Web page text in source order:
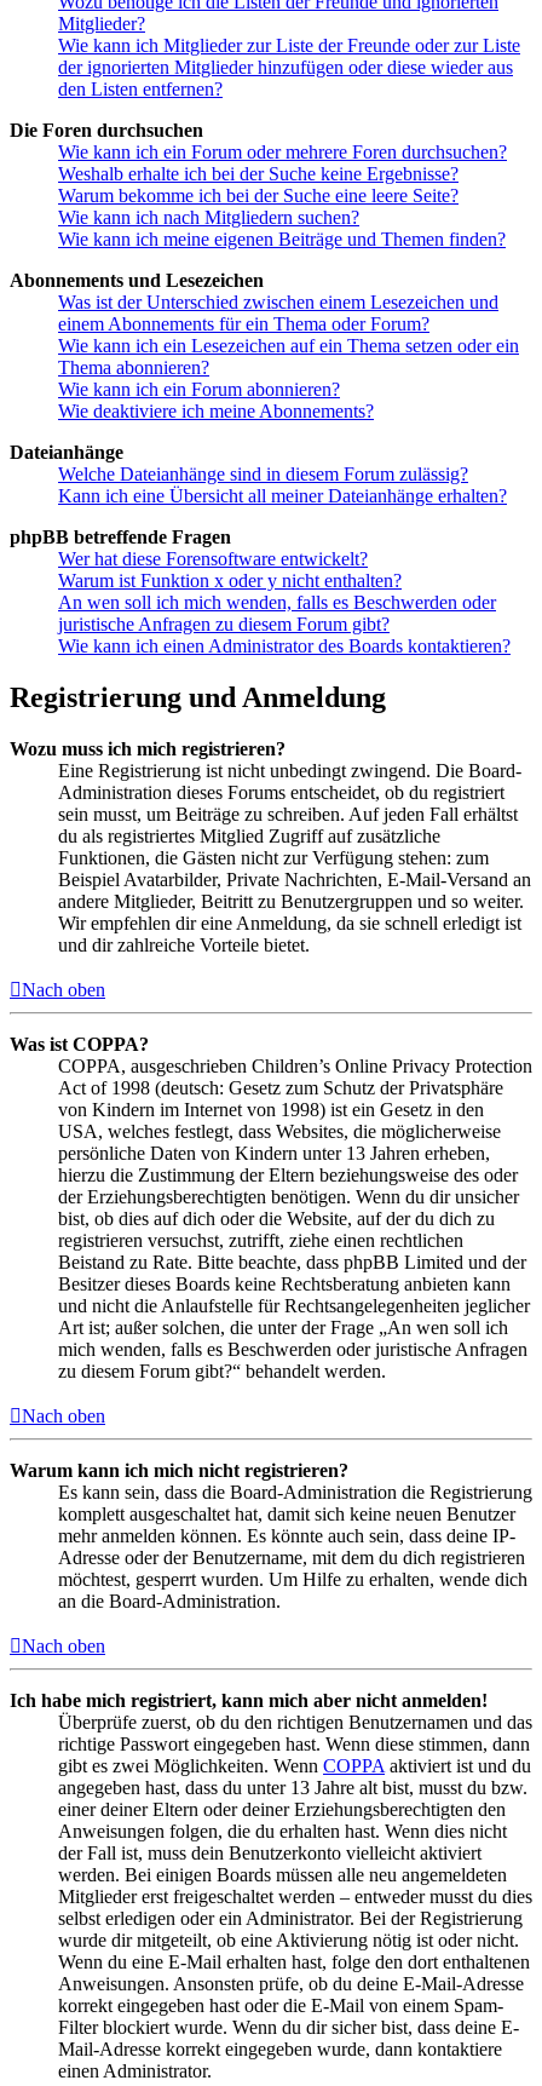
Mitglieder?
Wie kann ich Mitglieder zur Liste der Freunde oder zur Liste
der ignorierten Mitglieder hinzufügen oder diese wieder aus
den Listen entfernen?
Die Foren durchsuchen
Wie kann ich ein Forum oder mehrere Foren durchsuchen?
Weshalb erhalte ich bei der Suche keine Ergebnisse?
Warum bekomme ich bei der Suche eine leere Seite?
Wie kann ich nach Mitgliedern suchen?
Wie kann ich meine eigenen Beiträge und Themen finden?
Abonnements und Lesezeichen
Was ist der Unterschied zwischen einem Lesezeichen und
einem Abonnements für ein Thema oder Forum?
Wie kann ich ein Lesezeichen auf ein Thema setzen oder ein
Thema abonnieren?
Wie kann ich ein Forum abonnieren?
Wie deaktiviere ich meine Abonnements?
Dateianhänge
Welche Dateianhänge sind in diesem Forum zulässig?
Kann ich eine Übersicht all meiner Dateianhänge erhalten?
phpBB betreffende Fragen
Wer hat diese Forensoftware entwickelt?
Warum ist Funktion x oder y nicht enthalten?
An wen soll ich mich wenden, falls es Beschwerden oder
juristische Anfragen zu diesem Forum gibt?
Wie kann ich einen Administrator des Boards kontaktieren?
Registrierung und Anmeldung
Wozu muss ich mich registrieren?
Eine Registrierung ist nicht unbedingt zwingend. Die Board-
Administration dieses Forums entscheidet, ob du registriert
sein musst, um Beiträge zu schreiben. Auf jeden Fall erhältst
du als registriertes Mitglied Zugriff auf zusätzliche
Funktionen, die Gästen nicht zur Verfügung stehen: zum
Beispiel Avatarbilder, Private Nachrichten, E-Mail-Versand an
andere Mitglieder, Beitritt zu Benutzergruppen und so weiter.
Wir empfehlen dir eine Anmeldung, da sie schnell erledigt ist
und dir zahlreiche Vorteile bietet.
Nach oben
Was ist COPPA?
COPPA, ausgeschrieben Children’s Online Privacy Protection
Act of 1998 (deutsch: Gesetz zum Schutz der Privatsphäre
von Kindern im Internet von 1998) ist ein Gesetz in den
USA, welches festlegt, dass Websites, die möglicherweise
persönliche Daten von Kindern unter 13 Jahren erheben,
hierzu die Zustimmung der Eltern beziehungsweise des oder
der Erziehungsberechtigten benötigen. Wenn du dir unsicher
bist, ob dies auf dich oder die Website, auf der du dich zu
registrieren versuchst, zutrifft, ziehe einen rechtlichen
Beistand zu Rate. Bitte beachte, dass phpBB Limited und der
Besitzer dieses Boards keine Rechtsberatung anbieten kann
und nicht die Anlaufstelle für Rechtsangelegenheiten jeglicher
Art ist; außer solchen, die unter der Frage „An wen soll ich
mich wenden, falls es Beschwerden oder juristische Anfragen
zu diesem Forum gibt?“ behandelt werden.
Nach oben
Warum kann ich mich nicht registrieren?
Es kann sein, dass die Board-Administration die Registrierung
komplett ausgeschaltet hat, damit sich keine neuen Benutzer
mehr anmelden können. Es könnte auch sein, dass deine IP-
Adresse oder der Benutzername, mit dem du dich registrieren
möchtest, gesperrt wurden. Um Hilfe zu erhalten, wende dich
an die Board-Administration.
Nach oben
Ich habe mich registriert, kann mich aber nicht anmelden!
Überprüfe zuerst, ob du den richtigen Benutzernamen und das
richtige Passwort eingegeben hast. Wenn diese stimmen, dann
gibt es zwei Möglichkeiten. Wenn COPPA aktiviert ist und du
angegeben hast, dass du unter 13 Jahre alt bist, musst du bzw.
einer deiner Eltern oder deiner Erziehungsberechtigten den
Anweisungen folgen, die du erhalten hast. Wenn dies nicht
der Fall ist, muss dein Benutzerkonto vielleicht aktiviert
werden. Bei einigen Boards müssen alle neu angemeldeten
Mitglieder erst freigeschaltet werden – entweder musst du dies
selbst erledigen oder ein Administrator. Bei der Registrierung
wurde dir mitgeteilt, ob eine Aktivierung nötig ist oder nicht.
Wenn du eine E-Mail erhalten hast, folge den dort enthaltenen
Anweisungen. Ansonsten prüfe, ob du deine E-Mail-Adresse
korrekt eingegeben hast oder die E-Mail von einem Spam-
Filter blockiert wurde. Wenn du dir sicher bist, dass deine E-
Mail-Adresse korrekt eingegeben wurde, dann kontaktiere
einen Administrator.